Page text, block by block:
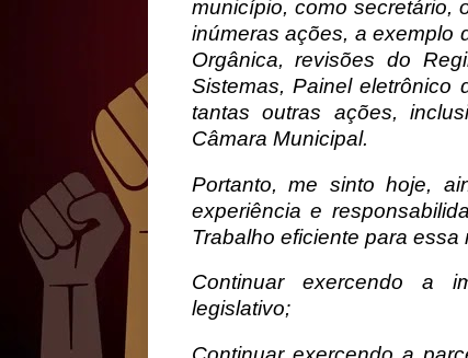
município, como secretário,
inúmeras ações, a exemplo
Orgânica, revisões do
Sistemas, Painel eletrônico
tantas outras ações,
Câmara Municipal.
Portanto, me sinto hoje,
experiência e
Trabalho eficiente para
Continuar exercendo a
legislativo;